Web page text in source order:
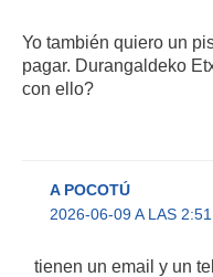
Yo también quiero un
pagar. Durangaldeko
con ello?
A POCOTÚ
2026-06-09 A LAS 2:51
tienen un email y un